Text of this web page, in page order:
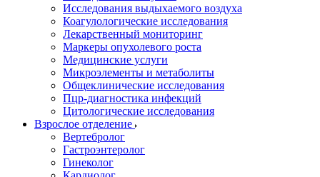
Исследования выдыхаемого воздуха
Коагулологические исследования
Лекарственный мониторинг
Маркеры опухолевого роста
Медицинские услуги
Микроэлементы и метаболиты
Общеклинические исследования
Пцр-диагностика инфекций
Цитологические исследования
Взрослое отделение
Вертебролог
Гастроэнтеролог
Гинеколог